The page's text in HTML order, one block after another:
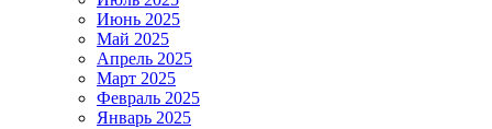
Июнь 2025
Май 2025
Апрель 2025
Март 2025
Февраль 2025
Январь 2025